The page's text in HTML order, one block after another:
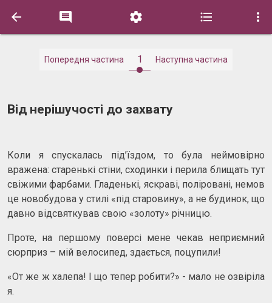
    
Попередня частина 1 Наступна частина
Від нерішучості до захвату
Коли я спускалась під’їздом, то була неймовірно
вражена: старенькі стіни, сходинки і перила блищать тут
свіжими фарбами. Гладенькі, яскраві, поліровані, немов
це новобудова у стилі «під старовину», а не будинок, що
давно відсвяткував свою «золоту» річницю.
Проте, на першому поверсі мене чекав неприємний
сюрприз – мій велосипед, здається, поцупили!
«От же ж халепа! І що тепер робити?» - мало не озвіріла
я.